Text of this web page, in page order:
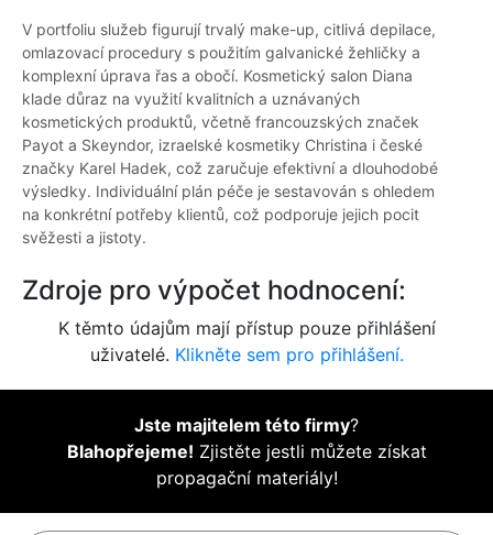
V portfoliu služeb figurují trvalý make-up, citlivá depilace,
omlazovací procedury s použitím galvanické žehličky a
komplexní úprava řas a obočí. Kosmetický salon Diana
klade důraz na využití kvalitních a uznávaných
kosmetických produktů, včetně francouzských značek
Payot a Skeyndor, izraelské kosmetiky Christina i české
značky Karel Hadek, což zaručuje efektivní a dlouhodobé
výsledky. Individuální plán péče je sestavován s ohledem
na konkrétní potřeby klientů, což podporuje jejich pocit
svěžesti a jistoty.
Zdroje pro výpočet hodnocení:
K těmto údajům mají přístup pouze přihlášení
uživatelé. Klikněte sem pro přihlášení.
Jste majitelem této firmy?
Blahopřejeme! Zjistěte jestli můžete získat
propagační materiály!